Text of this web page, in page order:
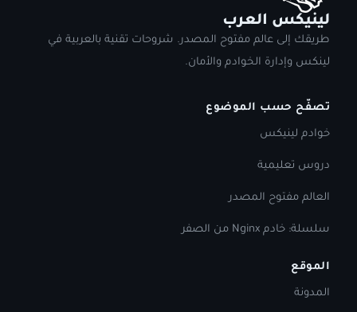
لينيكس العرب
طريقك إلى عالم مفتوح المصدر. شروحات تقنية بالعربية في
لينكس وإدارة الخوادم والأمان.
تصفّح حسب الموضوع
خوادم لينيكس
دروس تعليمية
العالم مفتوح المصدر
سلسلة: خادم Nginx من الصفر
الموقع
المدونة